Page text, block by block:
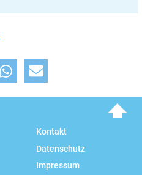
Kontakt
Datenschutz
Impressum